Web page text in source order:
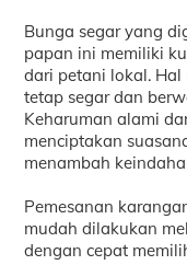
Bunga segar yang
papan ini memiliki
dari petani lokal.
tetap segar dan
Keharuman alami
menciptakan
menambah
Pemesanan
mudah dilakukan
dengan cepat